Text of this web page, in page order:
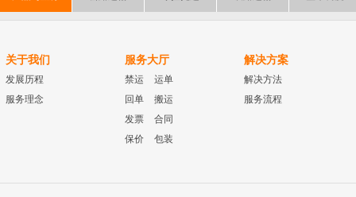
关于我们
发展历程
服务理念
服务大厅
禁运
运单
回单
搬运
发票
合同
保价
包装
解决方案
解决方法
服务流程